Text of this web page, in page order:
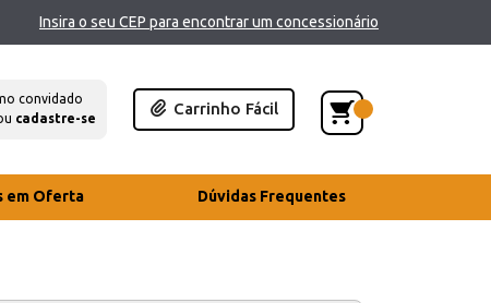
Insira o seu CEP para encontrar um concessionário
convidado
cadastre-se
Carrinho Fácil
em Oferta Dúvidas Frequentes